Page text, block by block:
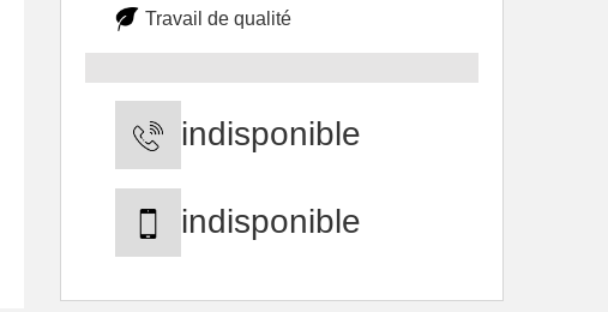
Travail de qualité
indisponible
indisponible